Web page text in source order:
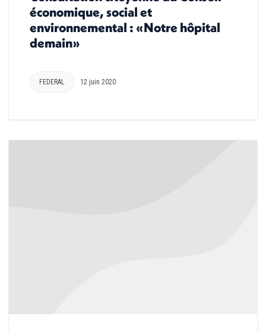
économique, social et
environnemental : «Notre hôpital
demain»
FEDERAL 12 juin 2020